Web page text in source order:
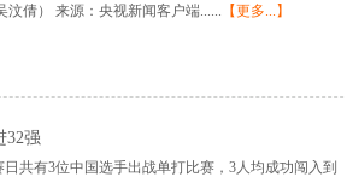
倩） 来源：央视新闻客户端...... 【更多...】
32强
共有3位中国选手出战单打比赛，3人均成功闯入到